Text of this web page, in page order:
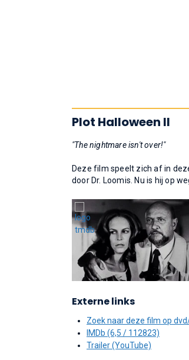
Plot Halloween II
"The nightmare isn't over!"
Deze film speelt zich af in
door Dr. Loomis. Nu is hij op
Externe links
Zoek naar deze film op
IMDb (6,5 / 112823)
Trailer (YouTube)